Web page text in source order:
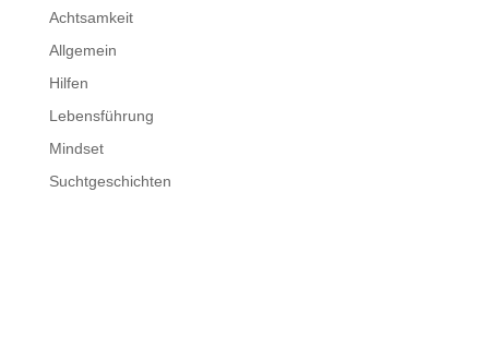
Achtsamkeit
Allgemein
Hilfen
Lebensführung
Mindset
Suchtgeschichten